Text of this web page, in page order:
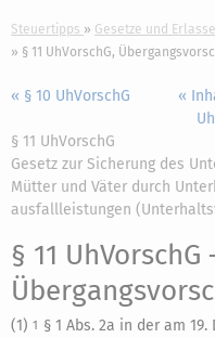
Steuertipps Gesetze und Erlasse
§ 11 UhVorschG,
« § 10 UhVorschG
«
§ 11 UhVorschG
Gesetz zur Sicherung des
Mütter und Väter durch
ausfallleistungen
§ 11 UhVorschG
(1) 1 § 1 Abs. 2a in der am